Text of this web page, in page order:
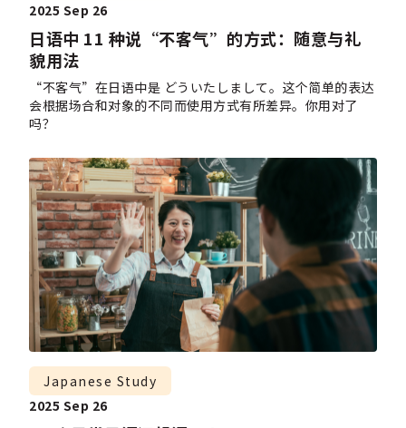
日语中 11 种说“不客气”的方式：随意与礼
貌用法
2025 Sep 26
“不客气”在日语中是 どういたしまして。这个简单的表达
会根据场合和对象的不同而使用方式有所差异。你用对了
吗？
Japanese Study
2025 Sep 26